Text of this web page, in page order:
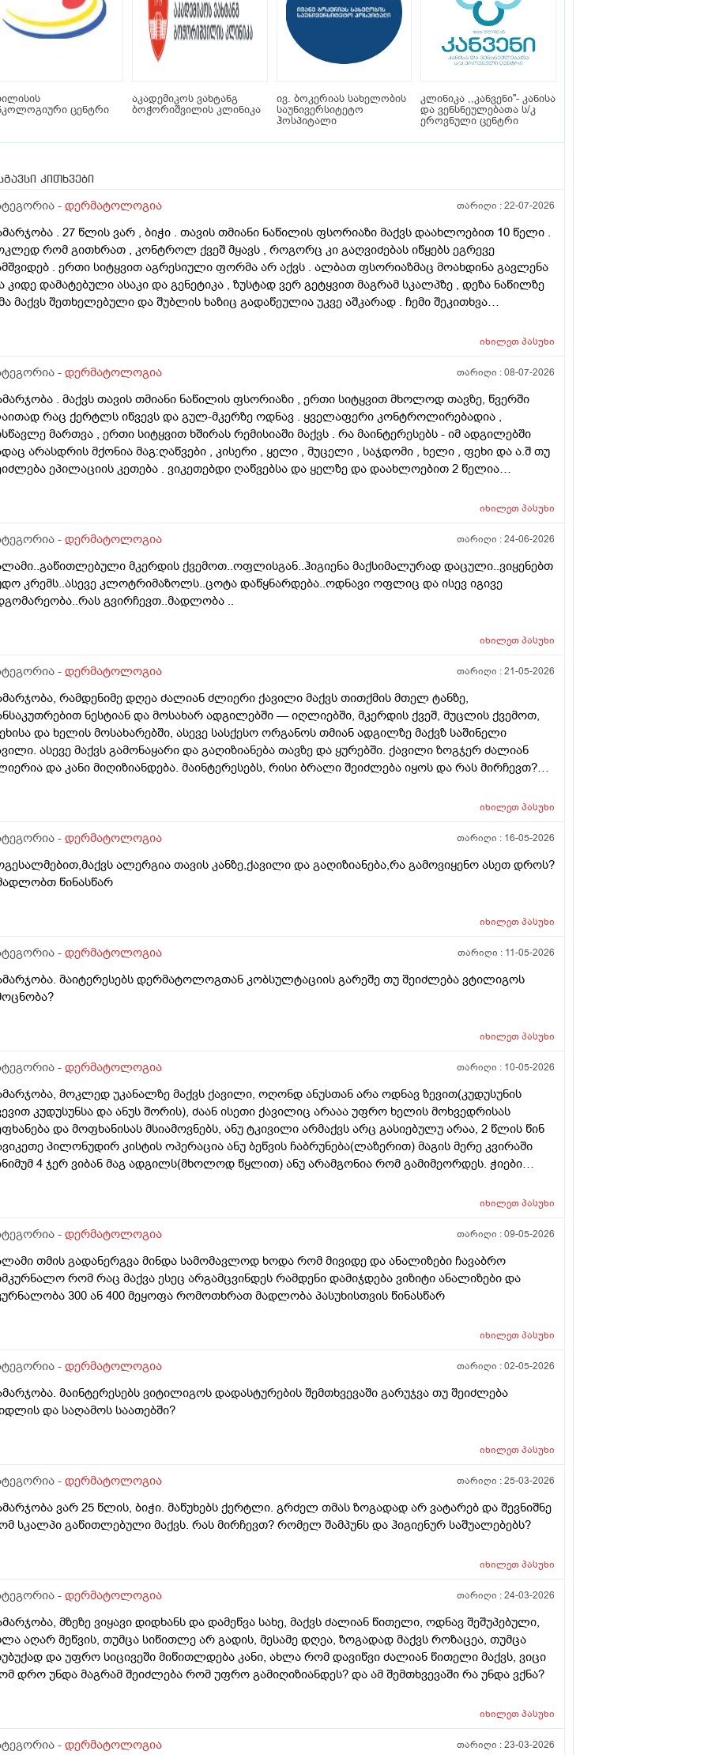
ცენტრი
აკადემიკოს ვახტანგ
ბოჭორიშვილის კლინიკა
ივ. ბოკერიას სახელობის
საუნივერსიტეტო
ჰოსპიტალი
კლინიკა ,,კანვენი''- კანისა
და ვენსნეულებათა ს/კ
ეროვნული ცენტრი
კითხვები
- დერმატოლოგია თარიღი :22-07-2026
. 27 წლის ვარ , ბიჭი . თავის თმიანი ნაწილის ფსორიაზი მაქვს დაახლოებით 10 წელი .
რომ გითხრათ , კონტროლ ქვეშ მყავს , როგორც კი გაღვიძებას იწყებს ეგრევე
. ერთი სიტყვით აგრესიული ფორმა არ აქვს . ალბათ ფსორიაზმაც მოახდინა გავლენა
კიდე დამატებული ასაკი და გენეტიკა , ზუსტად ვერ გეტყვით მაგრამ სკალპზე , დეზა ნაწილზე
მაქვს შეთხელებული და შუბლის ხაზიც გადაწეულია უკვე აშკარად . ჩემი შეკითხვა
გამართლებილი სკალპის ფსორიაზის დროს ? არ მინდა რომ ამ პროცედურებმა კიდევ უფრო
თუ არა თმის გადანერგვა სკალპის ფსორიაზის დროს და არის თუ არა პრაქტიკაში ვინც
იხილეთპასუხი
- დერმატოლოგია თარიღი :08-07-2026
. მაქვს თავის თმიანი ნაწილის ფსორიაზი , ერთი სიტყვით მხოლოდ თავზე, წვერში
რაც ქერტლს იწვევს და გულ-მკერზე ოდნავ . ყველაფერი კონტროლირებადია ,
მართვა , ერთი სიტყვით ხშირას რემისიაში მაქვს . რა მაინტერესებს - იმ ადგილებში
არასდრის მქონია მაგ:ღაწვები , კისერი , ყელი , მუცელი , საჯდომი , ხელი , ფეხი და ა.შ თუ
ეპილაციის კეთება . ვიკეთებდი ღაწვებსა და ყელზე და დაახლოებით 2 წელია
გააღიაზიანოს და მანდაც გამოვიდესო , შიშმა ამიტანა . სხვადასხვა ვერსია მესმის ,
? რისკი რამხელაა? მადლობა წინასწარ .
იხილეთპასუხი
- დერმატოლოგია თარიღი :24-06-2026
მკერდის ქვემოთ..ოფლისგან..ჰიგიენა მაქსიმალურად დაცული..ვიყენებთ
კრემს..ასევე კლოტრიმაზოლს..ცოტა დაწყნარდება..ოდნავი ოფლიც და ისევ იგივე
გვირჩევთ..მადლობა ..
იხილეთპასუხი
- დერმატოლოგია თარიღი :21-05-2026
რამდენიმე დღეა ძალიან ძლიერი ქავილი მაქვს თითქმის მთელ ტანზე,
ნესტიან და მოსახარ ადგილებში — იღლიებში, მკერდის ქვეშ, მუცლის ქვემოთ,
და ხელის მოსახარებში, ასევე სასქესო ორგანოს თმიან ადგილზე მაქვზ საშინელი
ასევე მაქვს გამონაყარი და გაღიზიანება თავზე და ყურებში. ქავილი ზოგჯერ ძალიან
და კანი მიღიზიანდება. მაინტერესებს, რისი ბრალი შეიძლება იყოს და რას მირჩევთ?
იხილეთპასუხი
- დერმატოლოგია თარიღი : 16-05-2026
ალერგია თავის კანზე,ქავილი და გაღიზიანება,რა გამოვიყენო ასეთ დროს?
წინასწარ
იხილეთპასუხი
- დერმატოლოგია თარიღი : 11-05-2026
მაიტერესებს დერმატოლოგთან კობსულტაციის გარეშე თუ შეიძლება ვტილიგოს
იხილეთპასუხი
- დერმატოლოგია თარიღი : 10-05-2026
მოკლედ უკანალზე მაქვს ქავილი, ოღონდ ანუსთან არა ოდნავ ზევით(კუდუსუნის
კუდუსუნსა და ანუს შორის), ძაან ისეთი ქავილიც არააა უფრო ხელის მოხვედრისას
და მოფხანისას მსიამოვნებს, ანუ ტკივილი არმაქვს არც გასიებულუ არაა, 2 წლის წინ
პილონუდირ კისტის ოპერაცია ანუ ბეწვის ჩაბრუნება(ლაზერით) მაგის მერე კვირაში
4 ჯერ ვიბან მაგ ადგილს(მხოლოდ წყლით) ანუ არამგონია რომ გამიმეორდეს. ჭიები
იხილეთპასუხი
- დერმატოლოგია თარიღი :09-05-2026
თმის გადანერგვა მინდა სამომავლოდ ხოდა რომ მივიდე და ანალიზები ჩავაბრო
რომ რაც მაქვა ესეც არგამცვინდეს რამდენი დამიჯდება ვიზიტი ანალიზები და
300 ან 400 მეყოფა რომოთხრათ მადლობა პასუხისთვის წინასწარ
იხილეთპასუხი
- დერმატოლოგია თარიღი :02-05-2026
მაინტერესებს ვიტილიგოს დადასტურების შემთხვევაში გარუჯვა თუ შეიძლება
და საღამოს საათებში?
იხილეთპასუხი
- დერმატოლოგია თარიღი :25-03-2026
ვარ 25 წლის, ბიჭი. მაწუხებს ქერტლი. გრძელ თმას ზოგადად არ ვატარებ და შევნიშნე
სკალპი გაწითლებული მაქვს. რას მირჩევთ? რომელ შამპუნს და ჰიგიენურ საშუალებებს?
იხილეთპასუხი
- დერმატოლოგია თარიღი :24-03-2026
მზეზე ვიყავი დიდხანს და დამეწვა სახე, მაქვს ძალიან წითელი, ოდნავ შეშუპებული,
აღარ მეწვის, თუმცა სიწითლე არ გადის, მესამე დღეა, ზოგადად მაქვს როზაცეა, თუმცა
და უფრო სიცივეში მიწითლდება კანი, ახლა რომ დავიწვი ძალიან წითელი მაქვს, ვიცი
დრო უნდა მაგრამ შეიძლება რომ უფრო გამიღიზიანდეს? და ამ შემთხვევაში რა უნდა ვქნა?
იხილეთპასუხი
- დერმატოლოგია თარიღი :23-03-2026